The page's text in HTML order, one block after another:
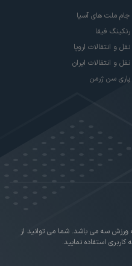
جام ملت های آسیا
رنکینگ فیفا
نقل و انتقالات اروپا
نقل و انتقالات ایران
پاری سن ژرمن
سه می باشد. شما می توانید از
استفاده نمایید.